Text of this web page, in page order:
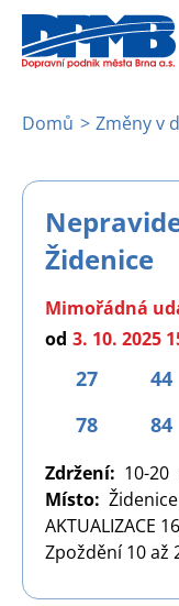
Přejít
hlavnímu
Drobečková
navigace
Domů Změny v
Židenice
Mimořádná
od 3. 10. 2025
27 44
78
84
Zdržení
10-20
Místo Židenice
AKTUALIZACE
Zpoždění 10 až